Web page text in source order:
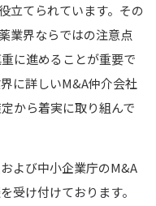
立てられています。その
業界ならではの注意点
に進めることが重要で
に詳しいM&A仲介会社
から着実に取り組んで
よび中小企業庁のM&A
受け付けております。